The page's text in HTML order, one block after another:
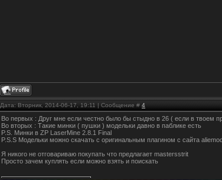
Дата: Вторник, 2014-06-17, 19:11 | Сообщение # 4
Во первых : Друг мне если честно было бы стыдно в 26 ( если в твоем
Во вторых : Такие минки ( пушки ) модельки давно в паблике есть
P.S. Минки в ZP LaserMine 2.8.1 Final
P.S.S Модельки можно скачать с оригинальным плагином с сайта
Я никого не отговариваю покупать что предлагает mastersstrit
Просто зачем куплять если можно взять и поискать